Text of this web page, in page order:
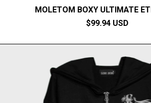
MOLETOM BOXY ULTIMATE
$99.94 USD